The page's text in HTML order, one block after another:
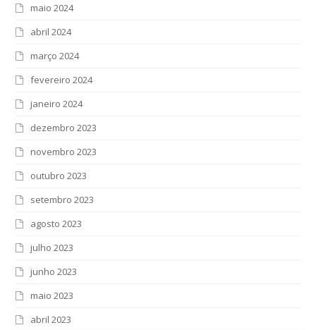
maio 2024
abril 2024
março 2024
fevereiro 2024
janeiro 2024
dezembro 2023
novembro 2023
outubro 2023
setembro 2023
agosto 2023
julho 2023
junho 2023
maio 2023
abril 2023